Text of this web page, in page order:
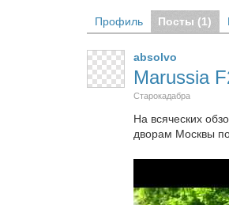
Профиль Посты (1)
absolvo
Marussia
Старокадабра
На всяческих
дворам Москвы